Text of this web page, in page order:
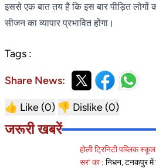
इससे एक बात तय है कि इस बार पीड़ित लोगों
सीजन का व्यापार प्रभावित होंगा।
Tags :
Share News:
👍 Like (0) 👎 Dislike (0)
जरूरी खबरें
होली ट्रिनिटी पब्लिक
सर’ का : निधन, टनकपुर में